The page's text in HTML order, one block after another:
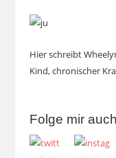
Hier schreibt
Kind, chronischer
Folge mir